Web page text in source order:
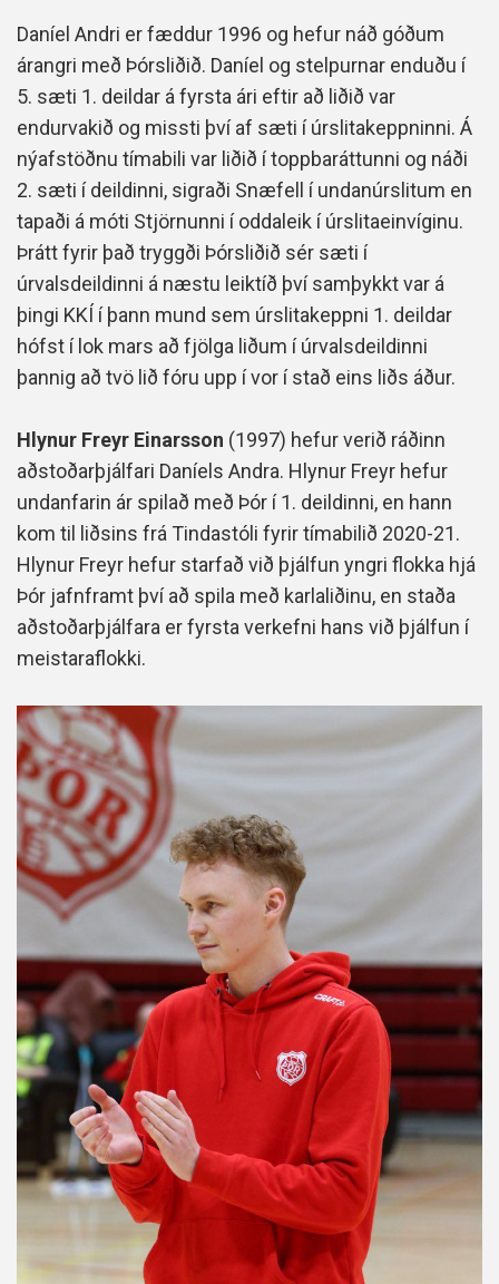
Daníel Andri er fæddur 1996 og hefur náð góðum
árangri með Þórsliðið. Daníel og stelpurnar enduðu í
5. sæti 1. deildar á fyrsta ári eftir að liðið var
endurvakið og missti því af sæti í úrslitakeppninni. Á
nýafstöðnu tímabili var liðið í toppbaráttunni og náði
2. sæti í deildinni, sigraði Snæfell í undanúrslitum en
tapaði á móti Stjörnunni í oddaleik í úrslitaeinvíginu.
Þrátt fyrir það tryggði Þórsliðið sér sæti í
úrvalsdeildinni á næstu leiktíð því samþykkt var á
þingi KKÍ í þann mund sem úrslitakeppni 1. deildar
hófst í lok mars að fjölga liðum í úrvalsdeildinni
þannig að tvö lið fóru upp í vor í stað eins liðs áður.
Hlynur Freyr Einarsson (1997) hefur verið ráðinn
aðstoðarþjálfari Daníels Andra. Hlynur Freyr hefur
undanfarin ár spilað með Þór í 1. deildinni, en hann
kom til liðsins frá Tindastóli fyrir tímabilið 2020-21.
Hlynur Freyr hefur starfað við þjálfun yngri flokka hjá
Þór jafnframt því að spila með karlaliðinu, en staða
aðstoðarþjálfara er fyrsta verkefni hans við þjálfun í
meistaraflokki.